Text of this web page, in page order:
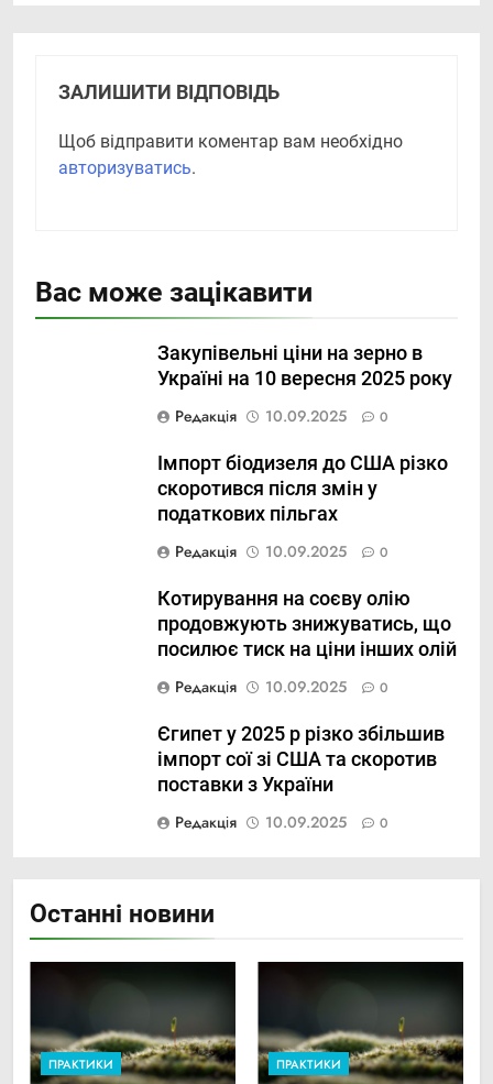
ЗАЛИШИТИ ВІДПОВІДЬ
Щоб відправити коментар вам необхідно
авторизуватись.
Вас може зацікавити
Закупівельні ціни на зерно в
Україні на 10 вересня 2025 року
Редакція
10.09.2025 0
Імпорт біодизеля до США різко
скоротився після змін у
податкових пільгах
Редакція
10.09.2025 0
Котирування на соєву олію
продовжують знижуватись, що
посилює тиск на ціни інших олій
Редакція
10.09.2025 0
Єгипет у 2025 р різко збільшив
імпорт сої зі США та скоротив
поставки з України
Редакція
10.09.2025 0
Останні новини
ПРАКТИКИ ПРАКТИКИ